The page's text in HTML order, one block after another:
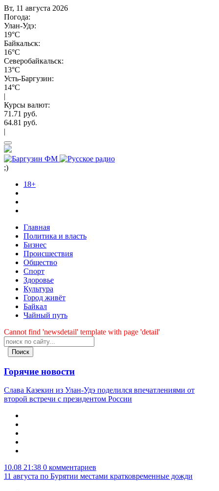
Вт, 11 августа 2026
Погода:
Улан-Удэ:
19°C
Байкальск:
16°C
Северобайкальск:
13°C
Усть-Баргузин:
14°C
|
Курсы валют:
71.71 руб.
64.81 руб.
|
;)
18+
Главная
Политика и власть
Бизнес
Происшествия
Общество
Cпорт
Здоровье
Культура
Город живёт
Байкал
Чайный путь
Cannot find 'newsdetail' template with page 'detail'
Поиск
Горячие новости
Слава Казекин из Улан-Удэ поделился впечатлениями от
второй встречи с президентом России
10.08 21:38 0 комментариев
11 августа по Бурятии местами кратковременные дожди